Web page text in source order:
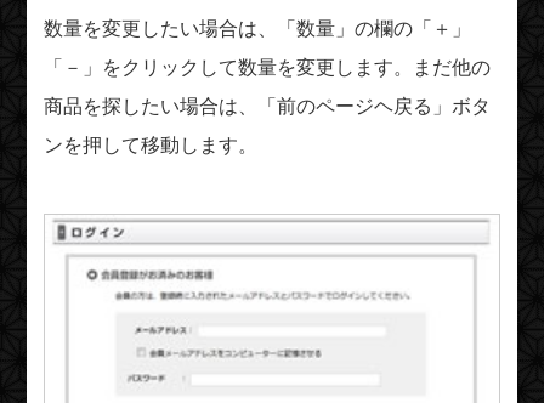
数量を変更したい場合は、「数量」の欄の「＋」
「－」をクリックして数量を変更します。まだ他の
商品を探したい場合は、「前のページヘ戻る」ボタ
ンを押して移動します。